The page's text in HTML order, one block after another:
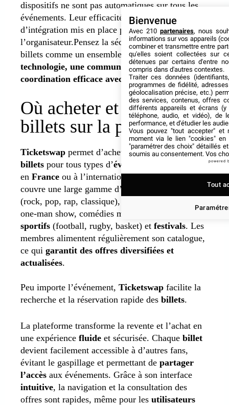
dispositifs ne sont pas automatiques sur tous les
événements. Leur efficacité dépend du niveau
d’intégration mis en place par
l’organisateur.Pensez la sécurité de la revente de
billets comme un ensemble :combinez la
technologie, une communication claire et une
coordination efficace avec les équipes terrain.
Où acheter et vendre ses
billets sur la plateforme
Ticketswap permet d’acheter et de vendre des
billets pour tous types d’événements
en France ou à l’international. La plateforme
couvre une large gamme d’événements :
(rock, pop, rap, classique),
one-man show, comédies musicales),
événements
sportifs (football, rugby, basket) et festivals. Les
membres alimentent régulièrement son catalogue,
ce qui garantit des offres diversifiées et
actualisées.
Peu importe l’événement, Ticketswap facilite la
recherche et la réservation rapide des billets.
La plateforme transforme la revente et l’achat en
une expérience fluide et sécurisée. Chaque billet
devient facilement accessible à d’autres fans,
évitant le gaspillage et permettant de partager
l’accès aux événements. Grâce à son interface
intuitive, la navigation et la consultation des
offres sont rapides, même pour les utilisateurs
Bienvenue
Avec 210 partenaires, nous
informations sur vos appareils
combiner et transmettre entre
qu'elles soient collectées sur
détenues par certains d'entre
compris dans d'autres contextes.
Traiter ces données
programmes de fidélité,
géolocalisation précise, etc.)
des services, contenus, offres
différents appareils et écrans (y
téléphone, audio, et vidéo), de
performance, et d'étudier les
Vous pouvez "tout accepter" et
moment via le lien "cookies" en
"paramétrer des choix" détaillés
soumis au consentement. Vos
powered
Tout